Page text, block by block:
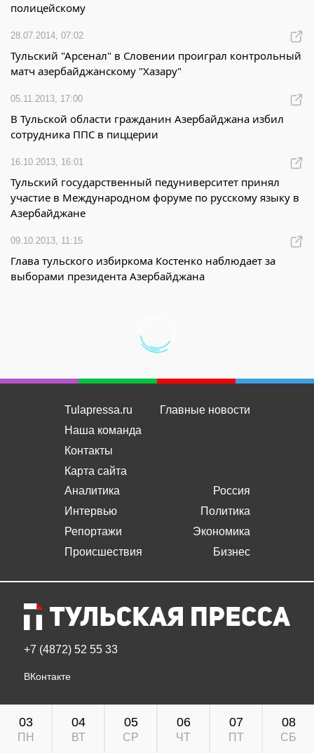
полицейскому
28.07.2014, 07:02
Тульский "Арсенал" в Словении проиграл контрольный
матч азербайджанскому "Хазару"
05.11.2013, 17:00
В Тульской области гражданин Азербайджана избил
сотрудника ППС в пиццерии
16.10.2013, 16:01
Тульский государственный педуниверситет принял
участие в Международном форуме по русскому языку в
Азербайджане
09.10.2013, 11:15
Глава тульского избиркома Костенко наблюдает за
выборами президента Азербайджана
Tulapressa.ru
Наша команда
Контакты
Карта сайта
Главные новости
Аналитика
Интервью
Репортажи
Происшествия
Россия
Политика
Экономика
Бизнес
+7 (4872) 52 55 33
ВКонтакте
03
ПН
04
ВТ
05
СР
06
ЧТ
07
ПТ
08
СБ